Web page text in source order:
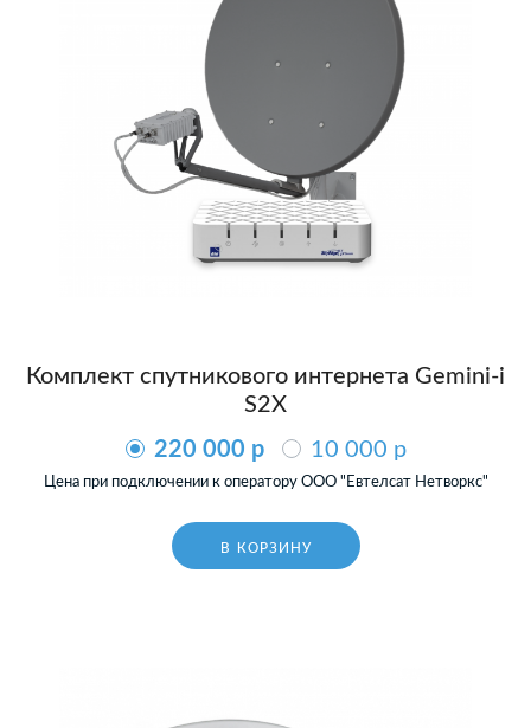
Комплект спутникового интернета Gemini-i
S2X
220 000 p
10 000 p
Цена при подключении к оператору ООО "Евтелсат Нетворкс"
В КОРЗИНУ